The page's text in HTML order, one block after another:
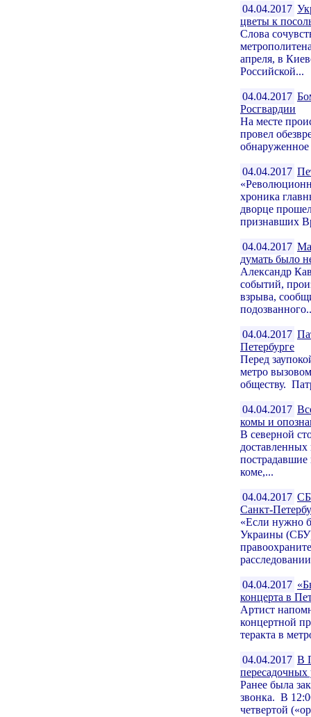
04.04.2017
цветы к
Слова
апреля, в
Российской...
04.04.2017
Росгвардии
На месте
провел
04.04.2017
хроника
дворце
признавших
04.04.2017
думать было
Александр
событий,
взрыва,
04.04.2017
Петербурге
Перед
метро
обществу.
04.04.2017
комы и
В северной
пострадавшие
коме,...
04.04.2017
Санкт-
«Если нужно
Украины (СБУ)
04.04.2017
концерта в
Артист
концертной
теракта в
04.04.2017 В
пересадочных
Ранее была
звонка. В
четвертой